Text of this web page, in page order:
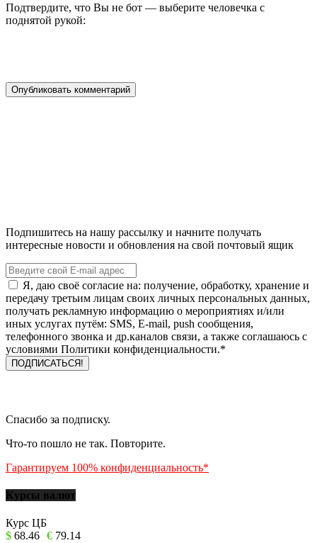
Подтвердите, что Вы не бот — выберите человечка с
поднятой рукой:
Подпишитесь на нашу рассылку и начните получать
интересные новости и обновления на свой почтовый ящик
Я, даю своё согласие на: получение, обработку, хранение и
передачу третьим лицам своих личных персональных данных,
получать рекламную информацию о мероприятиях и/или
иных услугах путём: SMS, E-mail, push сообщения,
телефонного звонка и др.каналов связи, а также соглашаюсь с
условиями Политики конфиденциальности.*
Спасибо за подписку.
Что-то пошло не так. Повторите.
Гарантируем 100% конфиденциальность*
Курсы валют
Курс ЦБ
$ 68.46 € 79.14